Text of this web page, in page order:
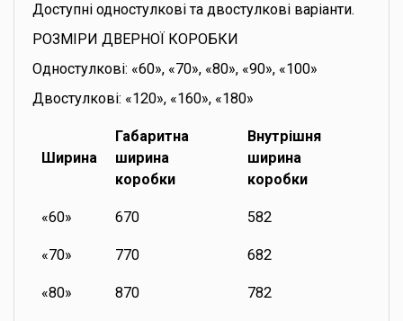
Доступні одностулкові та двостулкові варіанти.
РОЗМІРИ ДВЕРНОЇ КОРОБКИ
Одностулкові: «60», «70», «80», «90», «100»
Двостулкові: «120», «160», «180»
Ширина
Габаритна
ширина
коробки
Внутрішня
ширина
коробки
«60» 670 582
«70» 770 682
«80» 870 782